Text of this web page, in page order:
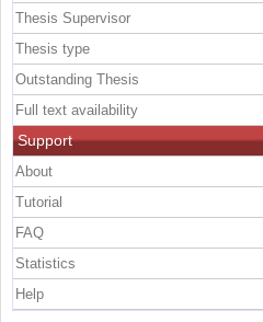
Thesis Supervisor
Thesis type
Outstanding Thesis
Full text availability
Support
About
Tutorial
FAQ
Statistics
Help